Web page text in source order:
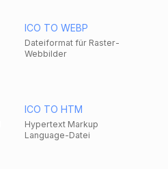
ICO TO WEBP
Dateiformat für Raster-
Webbilder
ICO TO HTM
Hypertext Markup
Language-Datei